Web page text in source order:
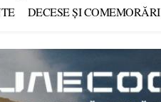
DECESE ȘI COMEMORĂRI